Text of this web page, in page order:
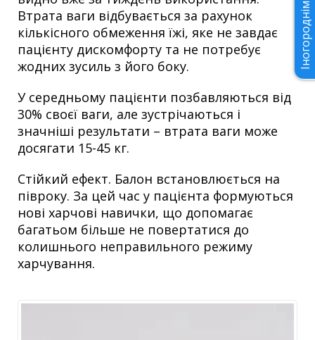
Втрата ваги відбувається за рахунок
кількісного обмеження їжі, яке не завдає
пацієнту дискомфорту та не потребує
жодних зусиль з його боку.
У середньому пацієнти позбавляються від
30% своєї ваги, але зустрічаються і
значніші результати – втрата ваги може
досягати 15-45 кг.
Стійкий ефект. Балон встановлюється на
півроку. За цей час у пацієнта формуються
нові харчові навички, що допомагає
багатьом більше не повертатися до
колишнього неправильного режиму
харчування.
Іногороднім